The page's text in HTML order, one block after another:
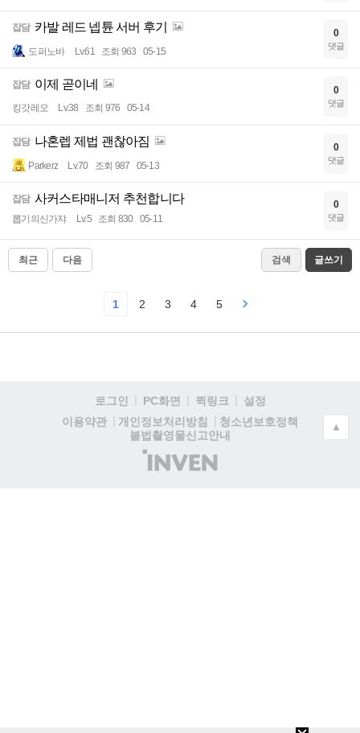
잡담 카발 레드 넵튠 서버 후기
도퍼노바 Lv.61 조회 963 05-15
0
댓글
잡담 이제 곧이네
킹갓레오 Lv.38 조회 976 05-14
0
댓글
잡담 나혼렙 제법 괜찮아짐
Parkerz Lv.70 조회 987 05-13
0
댓글
잡담 사커스타매니저 추천합니다
뽑기의신가쟈 Lv.5 조회 830 05-11
0
댓글
최근 다음 검색 글쓰기
1 2 3 4 5
로그인 PC화면 퀵링크
설정
이용약관
개인정보처리방침
청소년보호정책
불법촬영물신고안내
(주)
인
▲